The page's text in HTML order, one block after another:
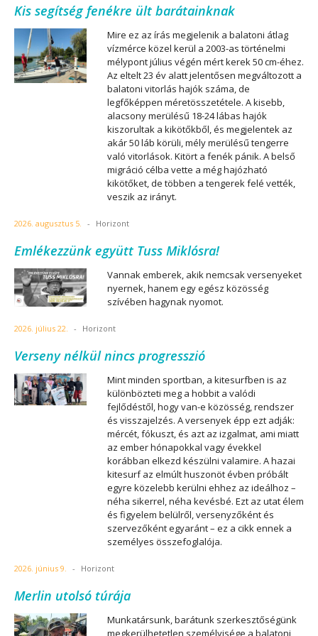
Kis segítség fenékre ült barátainknak
Mire ez az írás megjelenik a balatoni átlag
vízmérce közel kerül a 2003-as történelmi
mélypont július végén mért kerek 50 cm-éhez.
Az eltelt 23 év alatt jelentősen megváltozott a
balatoni vitorlás hajók száma, de
legfőképpen méretösszetétele. A kisebb,
alacsony merülésű 18-24 lábas hajók
kiszorultak a kikötőkből, és megjelentek az
akár 50 láb körüli, mély merülésű tengerre
való vitorlások. Kitört a fenék pánik. A belső
migráció célba vette a még hajózható
kikötőket, de többen a tengerek felé vették,
veszik az irányt.
2026. augusztus 5. - Horizont
Emlékezzünk együtt Tuss Miklósra!
Vannak emberek, akik nemcsak versenyeket
nyernek, hanem egy egész közösség
szívében hagynak nyomot.
2026. július 22. - Horizont
Verseny nélkül nincs progresszió
Mint minden sportban, a kitesurfben is az
különbözteti meg a hobbit a valódi
fejlődéstől, hogy van-e közösség, rendszer
és visszajelzés. A versenyek épp ezt adják:
mércét, fókuszt, és azt az izgalmat, ami miatt
az ember hónapokkal vagy évekkel
korábban elkezd készülni valamire. A hazai
kitesurf az elmúlt huszonöt évben próbált
egyre közelebb kerülni ehhez az ideálhoz –
néha sikerrel, néha kevésbé. Ezt az utat élem
és figyelem belülről, versenyzőként és
szervezőként egyaránt – ez a cikk ennek a
személyes összefoglalója.
2026. június 9. - Horizont
Merlin utolsó túrája
Munkatársunk, barátunk szerkesztőségünk
megkerülhetetlen személyisége a balatoni